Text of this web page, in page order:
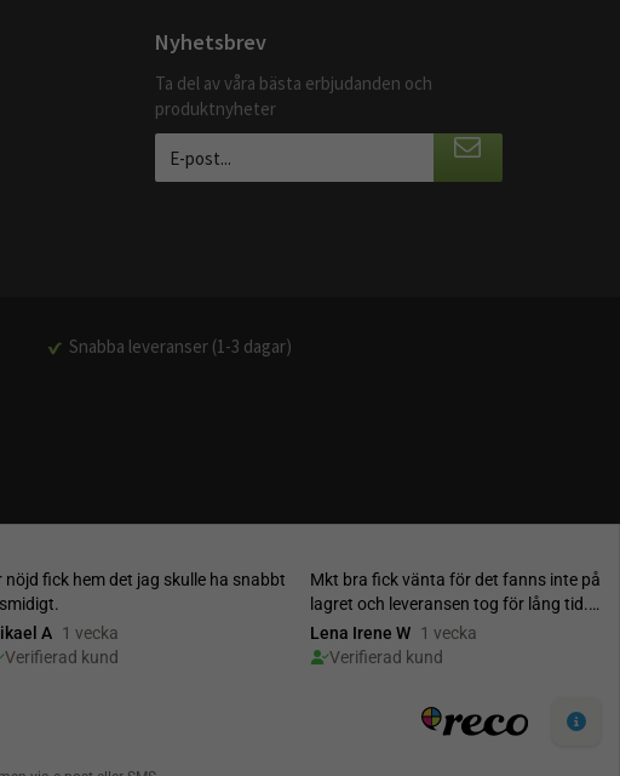
Nyhetsbrev
Ta del av våra bästa erbjudanden och
produktnyheter
Snabba leveranser (1-3 dagar)